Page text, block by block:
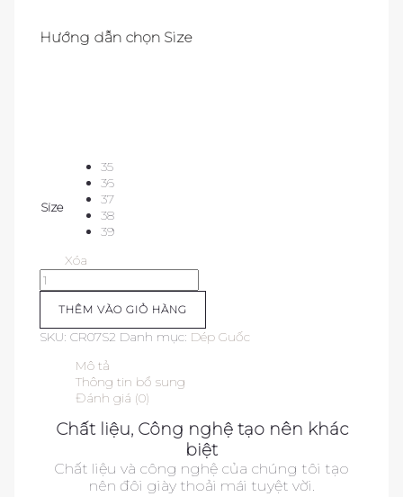
Hướng dẫn chọn Size
Size
35
36
37
38
39
Xóa
Dép
mũi
vuông
The
Sky
THÊM VÀO GIỎ HÀNG
SKU: CR07S2 Danh mục: Dép Guốc
Mô tả
Thông tin bổ sung
Đánh giá (0)
Chất liệu, Công nghệ tạo nên khác
biệt
Chất liệu và công nghệ của chúng tôi tạo
nên đôi giày thoải mái tuyệt vời.